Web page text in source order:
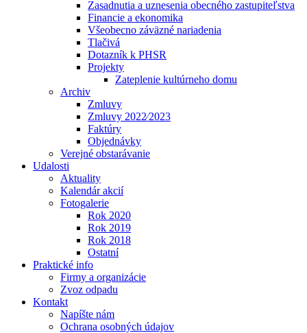
Zasadnutia a uznesenia obecného zastupiteľstva
Financie a ekonomika
Všeobecno záväzné nariadenia
Tlačivá
Dotazník k PHSR
Projekty
Zateplenie kultúrneho domu
Archiv
Zmluvy
Zmluvy 2022⁄2023
Faktúry
Objednávky
Verejné obstarávanie
Udalosti
Aktuality
Kalendár akcií
Fotogalerie
Rok 2020
Rok 2019
Rok 2018
Ostatní
Praktické info
Firmy a organizácie
Zvoz odpadu
Kontakt
Napíšte nám
Ochrana osobných údajov